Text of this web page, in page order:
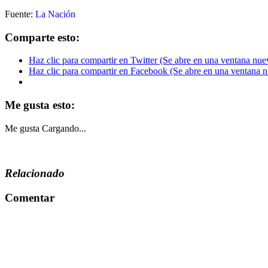
Fuente: La Nación
Comparte esto:
Haz clic para compartir en Twitter (Se abre en una ventana
Haz clic para compartir en Facebook (Se abre en una ventana
Me gusta esto:
Me gusta Cargando...
Relacionado
Comentar